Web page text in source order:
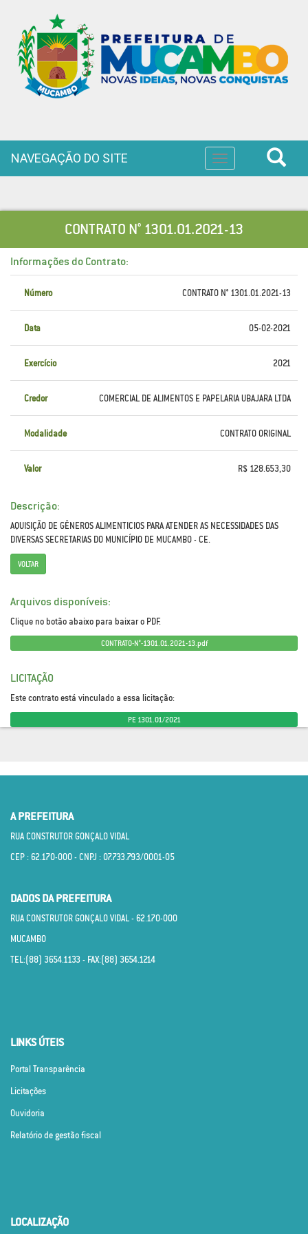
Toggle
navigation
NAVEGAÇÃO DO SITE
CONTRATO N° 1301.01.2021-13
Informações do Contrato:
Número CONTRATO N° 1301.01.2021-13
Data 05-02-2021
Exercício 2021
Credor COMERCIAL DE ALIMENTOS E PAPELARIA UBAJARA LTDA
Modalidade CONTRATO ORIGINAL
Valor R$ 128.653,30
Descrição:
AQUISIÇÃO DE GÊNEROS ALIMENTICIOS PARA ATENDER AS NECESSIDADES DAS
DIVERSAS SECRETARIAS DO MUNICÍPIO DE MUCAMBO - CE.
VOLTAR
Arquivos disponíveis:
Clique no botão abaixo para baixar o PDF.
CONTRATO-N°-1301.01.2021-13.pdf
LICITAÇÃO
Este contrato está vinculado a essa licitação:
PE 1301.01/2021
A PREFEITURA
RUA CONSTRUTOR GONÇALO VIDAL
CEP : 62.170­-000 - CNPJ : 07.733.793/0001­-05
DADOS DA PREFEITURA
RUA CONSTRUTOR GONÇALO VIDAL - 62.170­-000
MUCAMBO
TEL:(88) 3654.1133 - FAX:(88) 3654.1214
LINKS ÚTEIS
Portal Transparência
Licitações
Ouvidoria
Relatório de gestão fiscal
LOCALIZAÇÃO